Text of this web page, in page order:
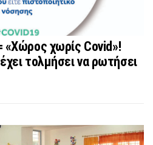
«Χώρος χωρίς Covid»!
τολμήσει να ρωτήσει